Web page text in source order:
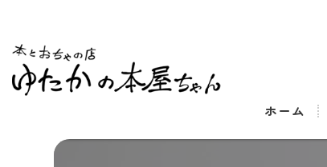
ホーム